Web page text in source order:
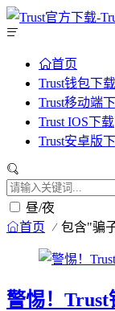
首页
Trust钱包下载
Trust移动端
Trust IOS下载
Trust安卓版
昼/夜
首页 包含"骗
警惕！Trust